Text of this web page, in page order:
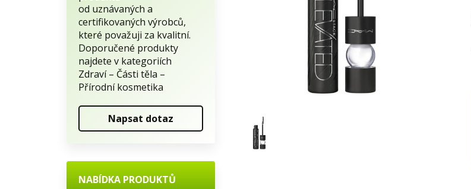
od uznávaných a
certifikovaných výrobců,
které považuji za kvalitní.
Doporučené produkty
najdete v kategoriích
Zdraví – Části těla –
Přírodní kosmetika
Napsat dotaz
NABÍDKA PRODUKTŮ